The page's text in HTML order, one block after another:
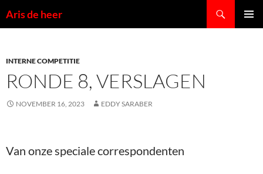
naar
Aris de heer
INTERNE COMPETITIE
RONDE 8, VERSLAGEN
NOVEMBER 16, 2023 EDDY SARABER
Van onze speciale correspondenten